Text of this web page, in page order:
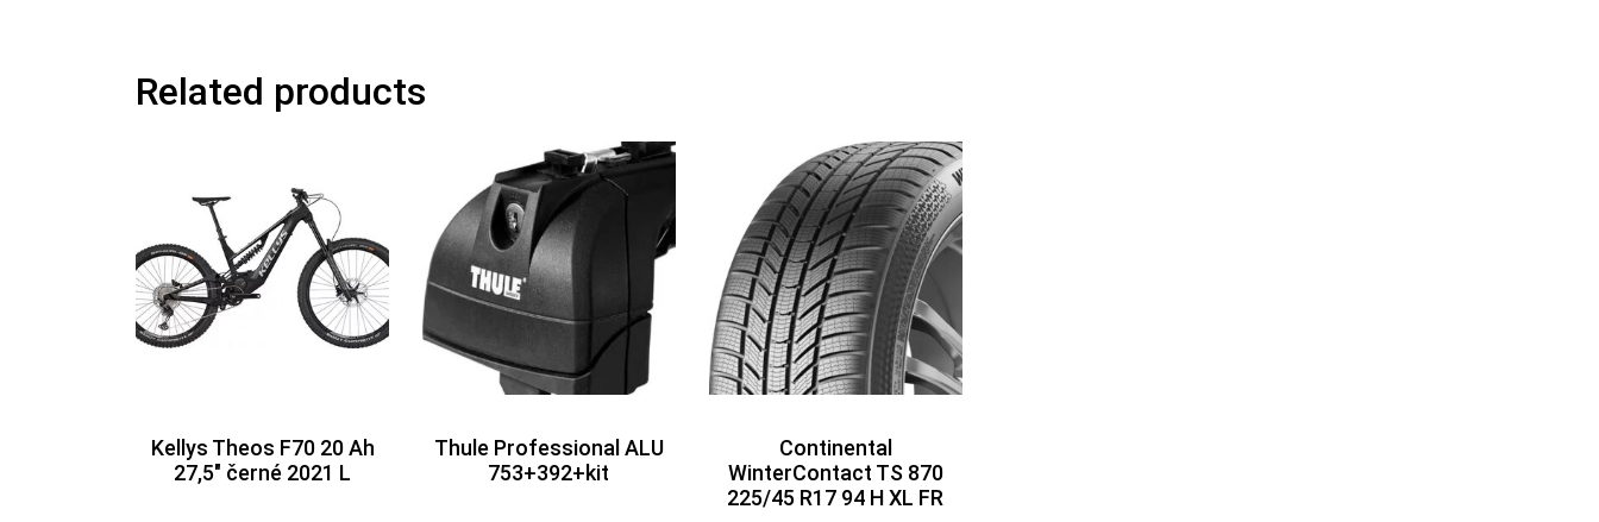
Related products
Kellys Theos F70 20 Ah
27,5″ černé 2021 L
Thule Professional ALU
753+392+kit
Continental
WinterContact TS 870
225/45 R17 94 H XL FR